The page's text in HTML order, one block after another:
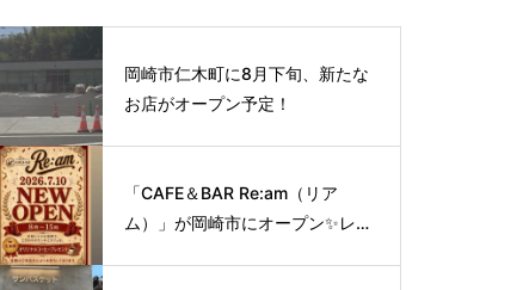
岡崎市仁木町に8月下旬、新たな
お店がオープン予定！
「CAFE＆BAR Re:am（リア
ム）」が岡崎市にオープン✨レト